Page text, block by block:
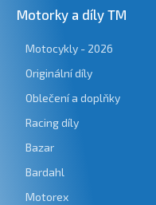
Motorky a díly TM
Motocykly - 2026
Originální díly
Oblečení a doplňky
Racing díly
Bazar
Bardahl
Motorex